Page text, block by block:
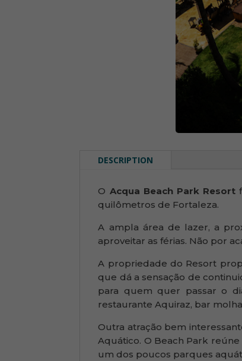
DESCRIPTION
O Acqua Beach Park Resort
quilômetros de Fortaleza.
A ampla área de lazer, a
aproveitar as férias. Não por
A propriedade do Resort
que dá a sensação de
para quem quer passar o
restaurante Aquiraz, bar
Outra atração bem
Aquático. O Beach Park reúne
um dos poucos parques